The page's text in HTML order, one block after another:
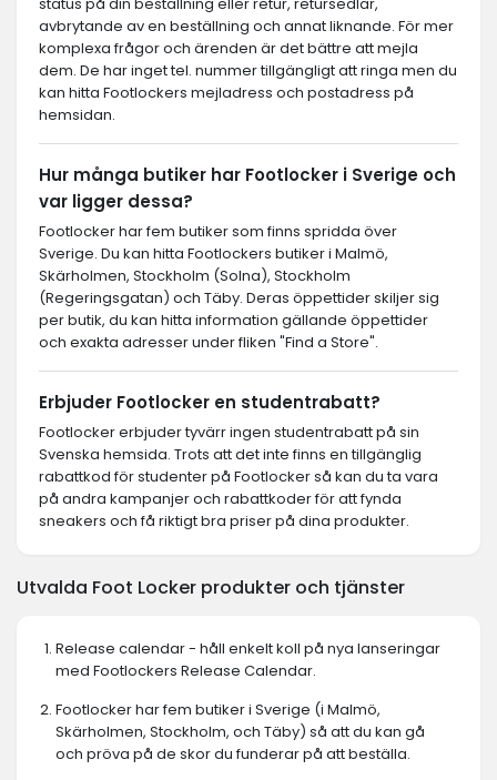
avbrytande av en beställning och annat liknande. För mer
komplexa frågor och ärenden är det bättre att mejla
dem. De har inget tel. nummer tillgängligt att ringa men du
kan hitta Footlockers mejladress och postadress på
hemsidan.
Hur många butiker har Footlocker i Sverige och
var ligger dessa?
Footlocker har fem butiker som finns spridda över
Sverige. Du kan hitta Footlockers butiker i Malmö,
Skärholmen, Stockholm (Solna), Stockholm
(Regeringsgatan) och Täby. Deras öppettider skiljer sig
per butik, du kan hitta information gällande öppettider
och exakta adresser under fliken "Find a Store".
Erbjuder Footlocker en studentrabatt?
Footlocker erbjuder tyvärr ingen studentrabatt på sin
Svenska hemsida. Trots att det inte finns en tillgänglig
rabattkod för studenter på Footlocker så kan du ta vara
på andra kampanjer och rabattkoder för att fynda
sneakers och få riktigt bra priser på dina produkter.
Utvalda Foot Locker produkter och tjänster
Release calendar - håll enkelt koll på nya lanseringar
med Footlockers Release Calendar.
Footlocker har fem butiker i Sverige (i Malmö,
Skärholmen, Stockholm, och Täby) så att du kan gå
och pröva på de skor du funderar på att beställa.